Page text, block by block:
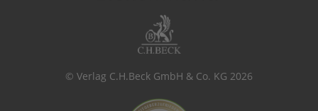
© Verlag C.H.Beck GmbH & Co. KG 2026